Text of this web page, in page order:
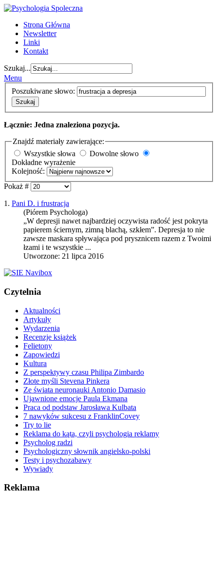
Strona Główna
Newsletter
Linki
Kontakt
Szukaj...
Menu
Poszukiwane słowo:
Szukaj
Łącznie: Jedna znaleziona pozycja.
Znajdź materiały zawierające:
Wszystkie słowa
Dowolne słowo
Dokładne wyrażenie
Kolejność:
Pokaż #
1. Pani D. i frustracja
(Piórem Psychologa)
„W depresji nawet najbardziej oczywista radość jest pokryta
papierem ściernym, zimną blachą, szkłem”. Depresja to nie
zawsze maskara spływająca pod prysznicem razem z Twoimi
łzami i te wszystkie ...
Utworzone: 21 lipca 2016
Czytelnia
Aktualności
Artykuły
Wydarzenia
Recenzje książek
Felietony
Zapowiedzi
Kultura
Z perspektywy czasu Philipa Zimbardo
Złote myśli Stevena Pinkera
Ze świata neuronauki Antonio Damasio
Ujawnione emocje Paula Ekmana
Praca od podstaw Jarosława Kulbata
7 nawyków sukcesu z FranklinCovey
Try to lie
Reklama do kąta, czyli psychologia reklamy
Psycholog radzi
Psychologiczny słownik angielsko-polski
Testy i psychozabawy
Wywiady
Reklama